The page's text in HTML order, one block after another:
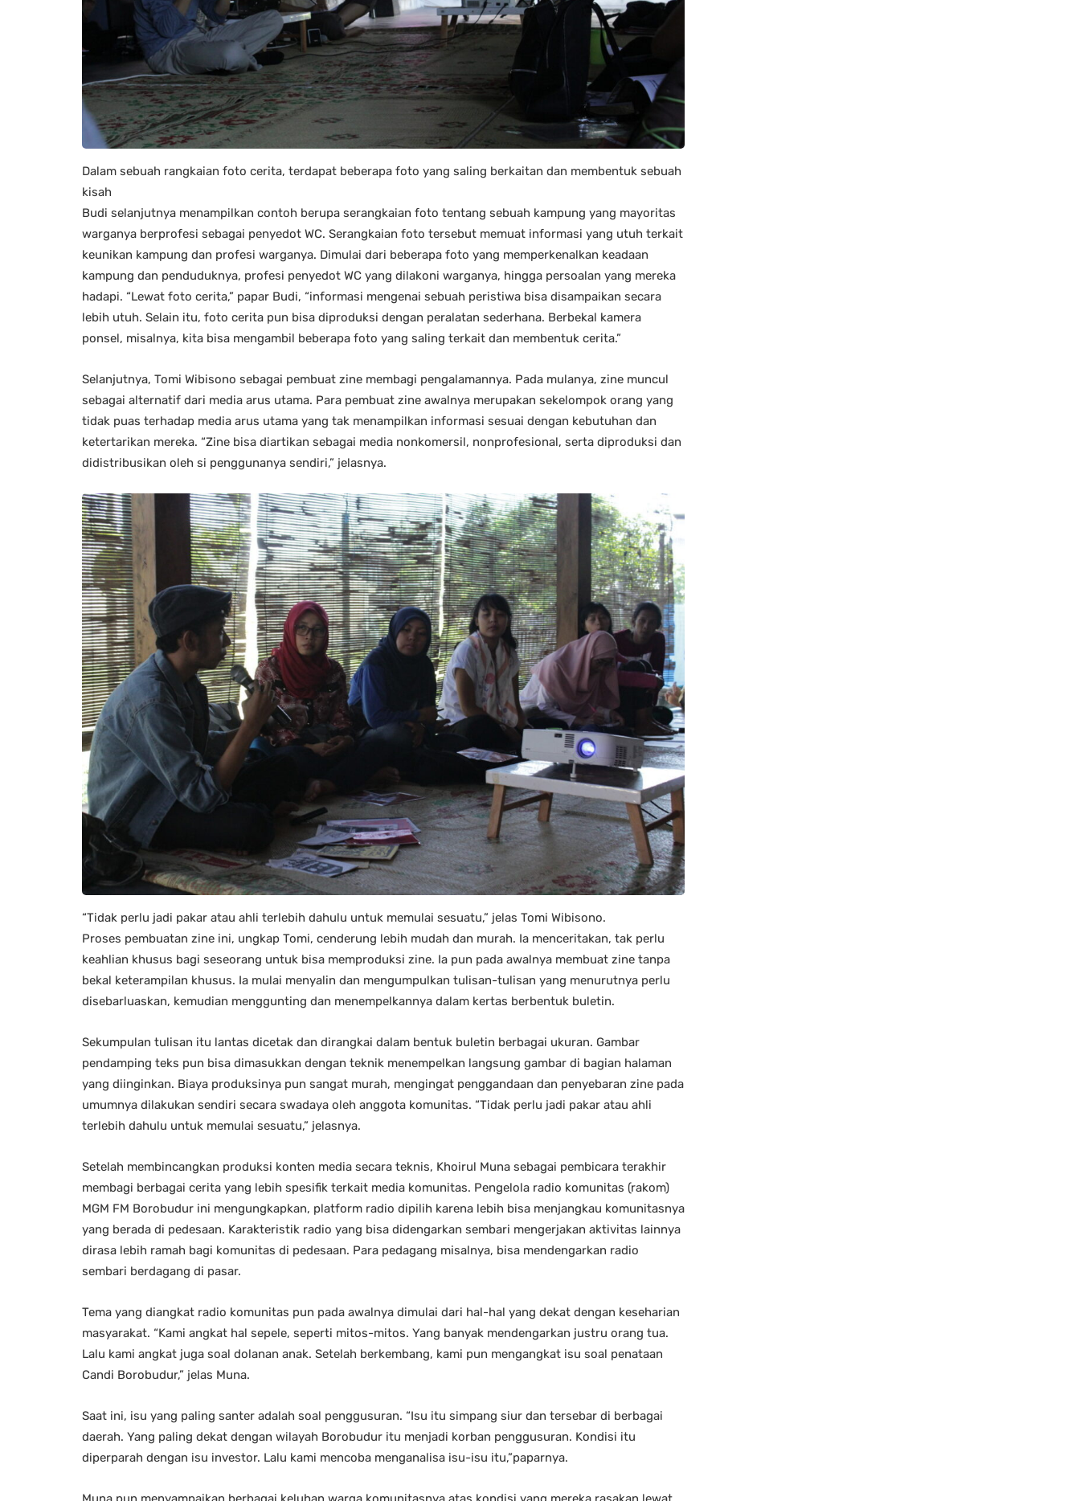
Dalam sebuah rangkaian foto cerita, terdapat beberapa foto yang saling berkaitan dan membentuk sebuah
kisah
Budi selanjutnya menampilkan contoh berupa serangkaian foto tentang sebuah kampung yang mayoritas
warganya berprofesi sebagai penyedot WC. Serangkaian foto tersebut memuat informasi yang utuh terkait
keunikan kampung dan profesi warganya. Dimulai dari beberapa foto yang memperkenalkan keadaan
kampung dan penduduknya, profesi penyedot WC yang dilakoni warganya, hingga persoalan yang mereka
hadapi. “Lewat foto cerita,” papar Budi, “informasi mengenai sebuah peristiwa bisa disampaikan secara
lebih utuh. Selain itu, foto cerita pun bisa diproduksi dengan peralatan sederhana. Berbekal kamera
ponsel, misalnya, kita bisa mengambil beberapa foto yang saling terkait dan membentuk cerita.”
Selanjutnya, Tomi Wibisono sebagai pembuat zine membagi pengalamannya. Pada mulanya, zine muncul
sebagai alternatif dari media arus utama. Para pembuat zine awalnya merupakan sekelompok orang yang
tidak puas terhadap media arus utama yang tak menampilkan informasi sesuai dengan kebutuhan dan
ketertarikan mereka. “Zine bisa diartikan sebagai media nonkomersil, nonprofesional, serta diproduksi dan
didistribusikan oleh si penggunanya sendiri,” jelasnya.
“Tidak perlu jadi pakar atau ahli terlebih dahulu untuk memulai sesuatu,” jelas Tomi Wibisono.
Proses pembuatan zine ini, ungkap Tomi, cenderung lebih mudah dan murah. Ia menceritakan, tak perlu
keahlian khusus bagi seseorang untuk bisa memproduksi zine. Ia pun pada awalnya membuat zine tanpa
bekal keterampilan khusus. Ia mulai menyalin dan mengumpulkan tulisan-tulisan yang menurutnya perlu
disebarluaskan, kemudian menggunting dan menempelkannya dalam kertas berbentuk buletin.
Sekumpulan tulisan itu lantas dicetak dan dirangkai dalam bentuk buletin berbagai ukuran. Gambar
pendamping teks pun bisa dimasukkan dengan teknik menempelkan langsung gambar di bagian halaman
yang diinginkan. Biaya produksinya pun sangat murah, mengingat penggandaan dan penyebaran zine pada
umumnya dilakukan sendiri secara swadaya oleh anggota komunitas. “Tidak perlu jadi pakar atau ahli
terlebih dahulu untuk memulai sesuatu,” jelasnya.
Setelah membincangkan produksi konten media secara teknis, Khoirul Muna sebagai pembicara terakhir
membagi berbagai cerita yang lebih spesifik terkait media komunitas. Pengelola radio komunitas (rakom)
MGM FM Borobudur ini mengungkapkan, platform radio dipilih karena lebih bisa menjangkau komunitasnya
yang berada di pedesaan. Karakteristik radio yang bisa didengarkan sembari mengerjakan aktivitas lainnya
dirasa lebih ramah bagi komunitas di pedesaan. Para pedagang misalnya, bisa mendengarkan radio
sembari berdagang di pasar.
Tema yang diangkat radio komunitas pun pada awalnya dimulai dari hal-hal yang dekat dengan keseharian
masyarakat. “Kami angkat hal sepele, seperti mitos-mitos. Yang banyak mendengarkan justru orang tua.
Lalu kami angkat juga soal dolanan anak. Setelah berkembang, kami pun mengangkat isu soal penataan
Candi Borobudur,” jelas Muna.
Saat ini, isu yang paling santer adalah soal penggusuran. “Isu itu simpang siur dan tersebar di berbagai
daerah. Yang paling dekat dengan wilayah Borobudur itu menjadi korban penggusuran. Kondisi itu
diperparah dengan isu investor. Lalu kami mencoba menganalisa isu-isu itu,”paparnya.